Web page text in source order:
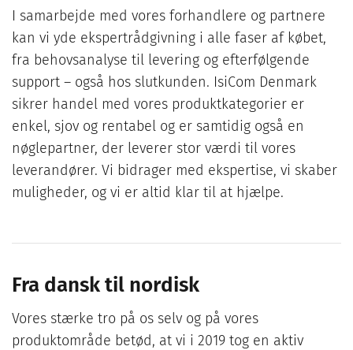
I samarbejde med vores forhandlere og partnere
kan vi yde ekspertrådgivning i alle faser af købet,
fra behovsanalyse til levering og efterfølgende
support – også hos slutkunden. IsiCom Denmark
sikrer handel med vores produktkategorier er
enkel, sjov og rentabel og er samtidig også en
nøglepartner, der leverer stor værdi til vores
leverandører. Vi bidrager med ekspertise, vi skaber
muligheder, og vi er altid klar til at hjælpe.
Fra dansk til nordisk
Vores stærke tro på os selv og på vores
produktområde betød, at vi i 2019 tog en aktiv